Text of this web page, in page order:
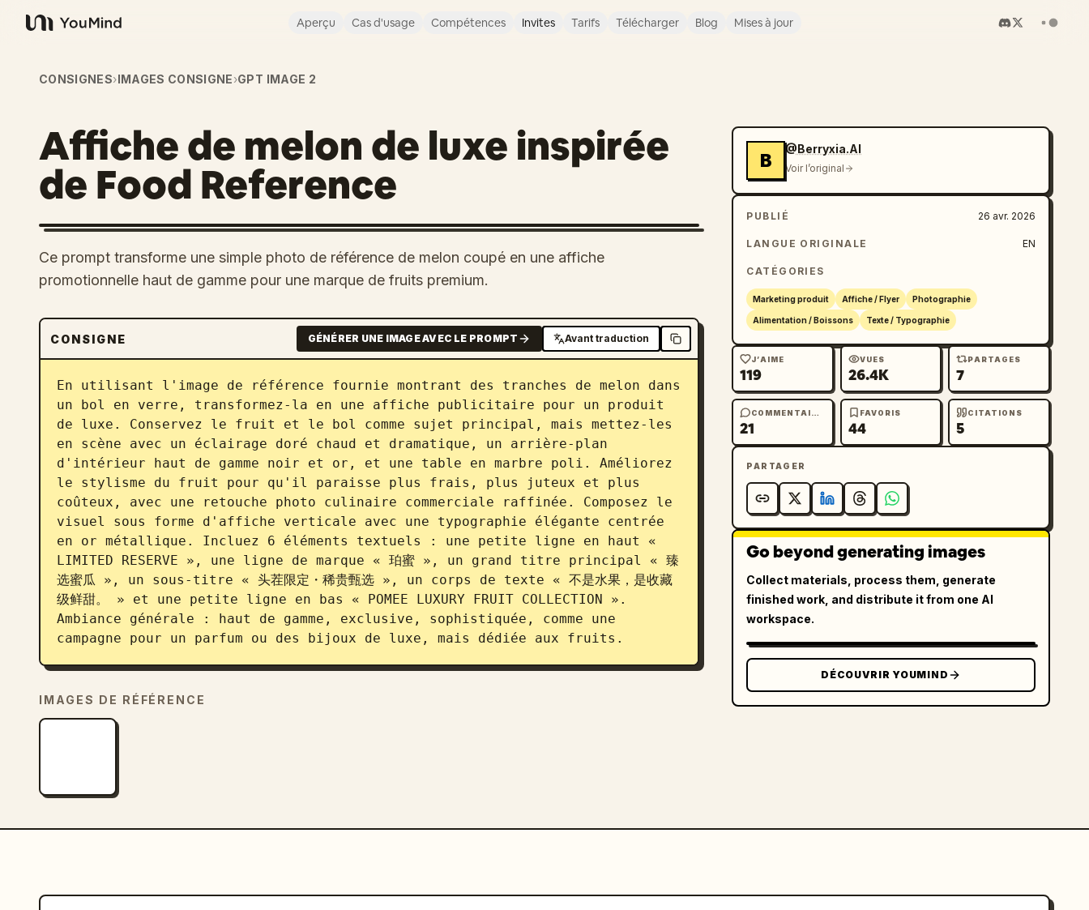
YouMind
Aperçu Cas d'usage Compétences Invites Tarifs Télécharger Blog Mises à jour
CONSIGNES›IMAGES CONSIGNE›GPT IMAGE 2
Affiche de melon de luxe inspirée
de Food Reference
Ce prompt transforme une simple photo de référence de melon coupé en une affiche
promotionnelle haut de gamme pour une marque de fruits premium.
CONSIGNE GÉNÉRER UNE IMAGE AVEC LE PROMPT Avant traduction
En utilisant l'image de référence fournie montrant des tranches de melon dans
un bol en verre, transformez-la en une affiche publicitaire pour un produit
de luxe. Conservez le fruit et le bol comme sujet principal, mais mettez-les
en scène avec un éclairage doré chaud et dramatique, un arrière-plan
d'intérieur haut de gamme noir et or, et une table en marbre poli. Améliorez
le stylisme du fruit pour qu'il paraisse plus frais, plus juteux et plus
coûteux, avec une retouche photo culinaire commerciale raffinée. Composez le
visuel sous forme d'affiche verticale avec une typographie élégante centrée
en or métallique. Incluez 6 éléments textuels : une petite ligne en haut «
LIMITED RESERVE », une ligne de marque « 珀蜜 », un grand titre principal « 臻
选蜜瓜 », un sous-titre « 头茬限定・稀贵甄选 », un corps de texte « 不是水果，是收藏
级鲜甜。 » et une petite ligne en bas « POMEE LUXURY FRUIT COLLECTION ».
Ambiance générale : haut de gamme, exclusive, sophistiquée, comme une
campagne pour un parfum ou des bijoux de luxe, mais dédiée aux fruits.
IMAGES DE RÉFÉRENCE
B
@Berryxia.AI
Voir l’original
PUBLIÉ 26 avr. 2026
LANGUE ORIGINALE EN
CATÉGORIES
Marketing produit Affiche / Flyer Photographie
Alimentation / Boissons Texte / Typographie
J’AIME
119
VUES
26.4K
PARTAGES
7
COMMENTAIRES
21
FAVORIS
44
CITATIONS
5
PARTAGER
Go beyond generating images
Collect materials, process them, generate
finished work, and distribute it from one AI
workspace.
DÉCOUVRIR YOUMIND